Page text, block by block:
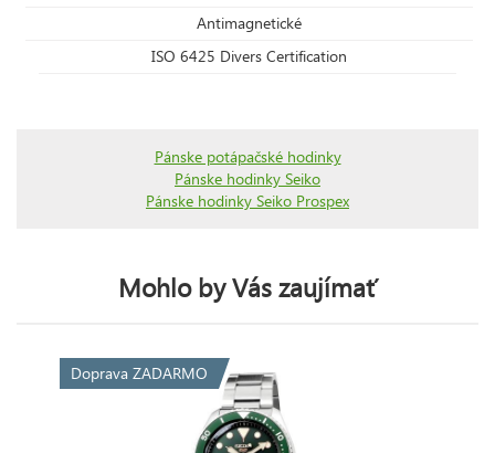
Antimagnetické
ISO 6425 Divers Certification
Pánske potápačské hodinky
Pánske hodinky Seiko
Pánske hodinky Seiko Prospex
Mohlo by Vás zaujímať
Doprava ZADARMO